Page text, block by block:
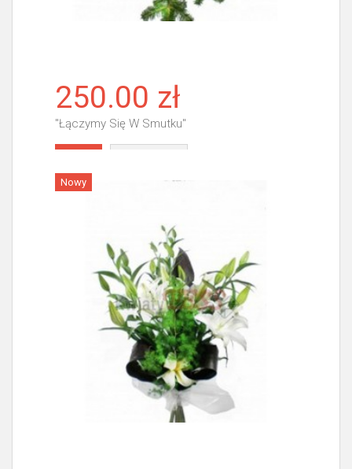
250.00 zł
"Łączymy Się W Smutku"
Nowy